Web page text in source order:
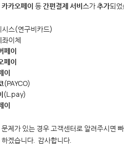
카카오페이 등간편결제 서비스가추가되
스(연구비카드)
이체
페이
페이
이
(PAYCO)
(L.pay)
이
제가 있는 경우 고객센터로 알려주시면
겠습니다. 감사합니다.